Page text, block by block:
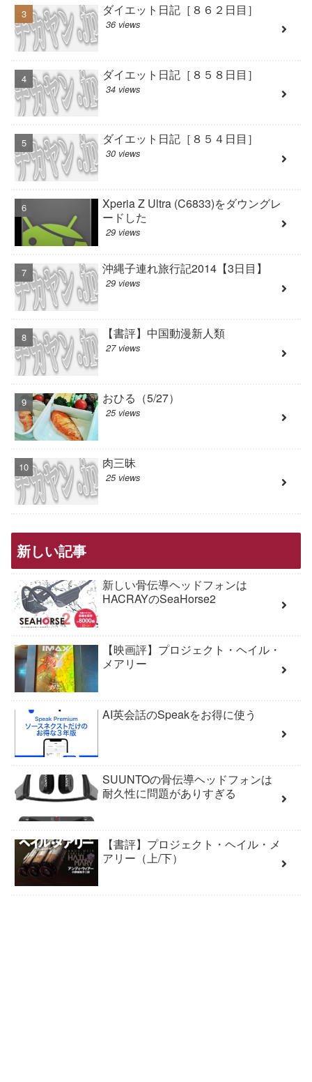
ダイエット日記［８６２日目］
36 views
ダイエット日記［８５８日目］
34 views
ダイエット日記［８５４日目］
30 views
Xperia Z Ultra (C6833)をダウングレ
ードした
29 views
沖縄子連れ旅行記2014【3日目】
29 views
【書評】中国動漫新人類
27 views
おひる（5/27）
25 views
肉三昧
25 views
新しい記事
新しい骨伝導ヘッドフォンは
HACRAYのSeaHorse2
【映画評】プロジェクト・ヘイル・
メアリー
AI英会話のSpeakをお得に使う
SUUNTOの骨伝導ヘッドフォンは
耐久性に問題がありすぎる
【書評】プロジェクト・ヘイル・メ
アリー（上/下）